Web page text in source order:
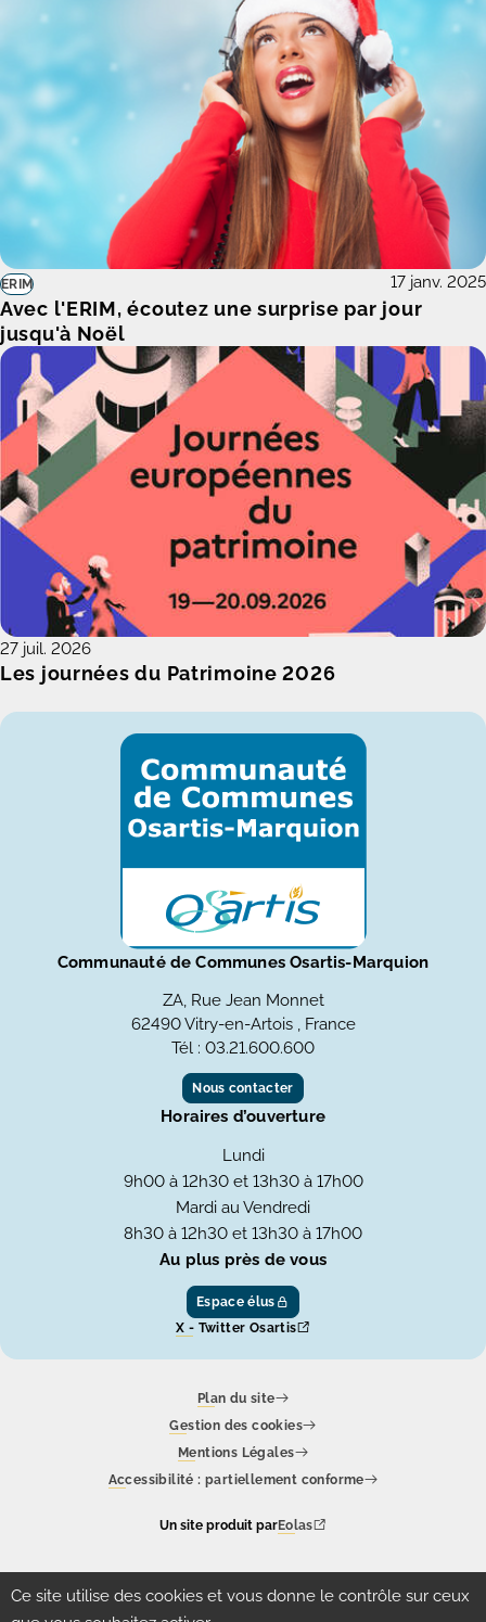
Ce site utilise des cookies et vous donne le contrôle sur ceux
Avec l'ERIM, écoutez une surprise par jour
jusqu'à Noël
ERIM 17 janv. 2025
Les journées du Patrimoine 2026
27 juil. 2026
Communauté de Communes Osartis-Marquion
ZA, Rue Jean Monnet
62490 Vitry-en-Artois , France
Tél : 03.21.600.600
Nous contacter
Horaires d’ouverture
Lundi
9h00 à 12h30 et 13h30 à 17h00
Mardi au Vendredi
8h30 à 12h30 et 13h30 à 17h00
Au plus près de vous
Espace élus
X - Twitter Osartis
Plan du site
Gestion des cookies
Mentions Légales
Accessibilité : partiellement conforme
Un site produit parEolas